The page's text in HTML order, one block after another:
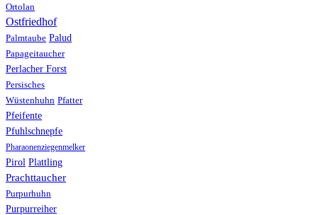
Ortolan
Ostfriedhof
Palmtaube Palud
Papageitaucher
Perlacher Forst
Persisches
Wüstenhuhn Pfatter
Pfeifente
Pfuhlschnepfe
Pharaonenziegenmelker
Pirol Plattling
Prachttaucher
Purpurhuhn
Purpurreiher